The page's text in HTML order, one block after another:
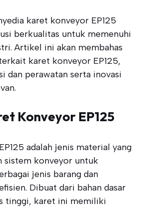
karet konveyor EP125
berkualitas untuk memenuhi
Artikel ini akan membahas
karet konveyor EP125,
dan perawatan serta inovasi
Konveyor EP125
adalah jenis material yang
sistem konveyor untuk
jenis barang dan
Dibuat dari bahan dasar
tinggi, karet ini memiliki